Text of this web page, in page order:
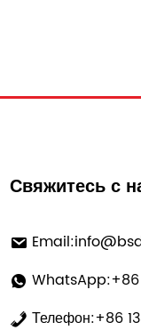
Свяжитесь с
Email:
WhatsApp:+86
Телефон:+86